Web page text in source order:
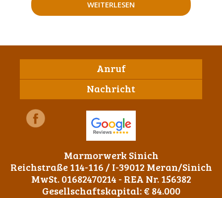
WEITERLESEN
Anruf
Nachricht
Marmorwerk Sinich
Reichstraße 114-116 / I-39012 Meran/Sinich
MwSt. 01682470214 - REA Nr. 156382
Gesellschaftskapital: € 84.000